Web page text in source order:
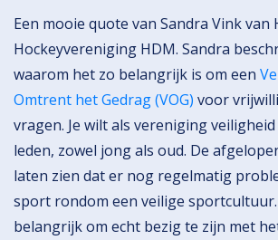
Een mooie quote van Sandra Vink van
Hockeyvereniging HDM. Sandra
waarom het zo belangrijk is om een
Omtrent het Gedrag (VOG) voor
vragen. Je wilt als vereniging
leden, zowel jong als oud. De
laten zien dat er nog regelmatig
sport rondom een veilige
belangrijk om echt bezig te zijn met